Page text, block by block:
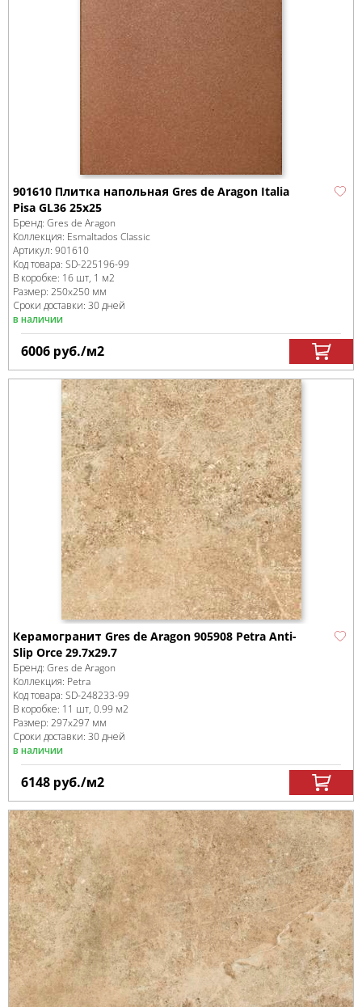
901610 Плитка напольная Gres de Aragon Italia
Pisa GL36 25x25
Бренд: Gres de Aragon
Коллекция: Esmaltados Classic
Артикул: 901610
Код товара: SD-225196-99
В коробке: 16 шт, 1 м2
Размер: 250x250 мм
Сроки доставки: 30 дней
в наличии
6006 руб./м2
Керамогранит Gres de Aragon 905908 Petra Anti-
Slip Orce 29.7x29.7
Бренд: Gres de Aragon
Коллекция: Petra
Код товара: SD-248233-99
В коробке: 11 шт, 0.99 м2
Размер: 297x297 мм
Сроки доставки: 30 дней
в наличии
6148 руб./м2